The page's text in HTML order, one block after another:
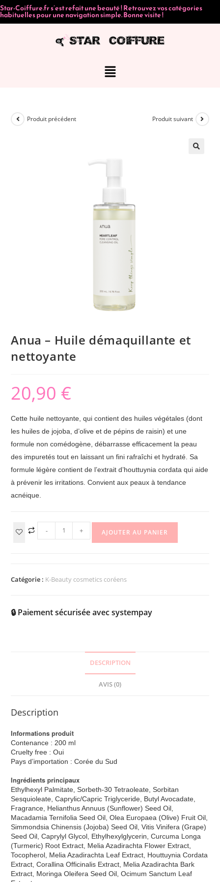
Star-Coiffure.fr s’est refait une beauté ! Retrouvez vos catégories
habituelles pour une navigation simple. Bonne visite !
Produit précédent Produit suivant
Anua – Huile démaquillante et
nettoyante
20,90 €
Cette huile nettoyante, qui contient des huiles végétales (dont
les huiles de jojoba, d’olive et de pépins de raisin) et une
formule non comédogène, débarrasse efficacement la peau
des impuretés tout en laissant un fini rafraîchi et hydraté. Sa
formule légère contient de l’extrait d’houttuynia cordata qui aide
à prévenir les irritations. Convient aux peaux à tendance
acnéique.
- + AJOUTER AU PANIER
Catégorie : K-Beauty cosmetics coréens
🔒 Paiement sécurisée avec systempay
DESCRIPTION
AVIS (0)
Description
Informations produit
Contenance : 200 ml
Cruelty free : Oui
Pays d’importation : Corée du Sud
Ingrédients principaux
Ethylhexyl Palmitate, Sorbeth-30 Tetraoleate, Sorbitan
Sesquioleate, Caprylic/Capric Triglyceride, Butyl Avocadate,
Fragrance, Helianthus Annuus (Sunflower) Seed Oil,
Macadamia Ternifolia Seed Oil, Olea Europaea (Olive) Fruit Oil,
Simmondsia Chinensis (Jojoba) Seed Oil, Vitis Vinifera (Grape)
Seed Oil, Caprylyl Glycol, Ethylhexylglycerin, Curcuma Longa
(Turmeric) Root Extract, Melia Azadirachta Flower Extract,
Tocopherol, Melia Azadirachta Leaf Extract, Houttuynia Cordata
Extract, Corallina Officinalis Extract, Melia Azadirachta Bark
Extract, Moringa Oleifera Seed Oil, Ocimum Sanctum Leaf